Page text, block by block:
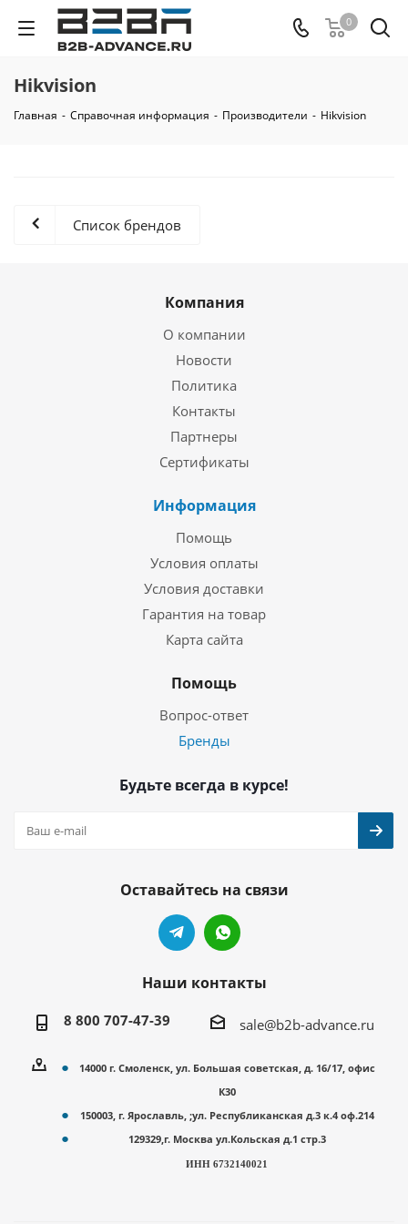
0
Hikvision
Главная - Справочная информация - Производители - Hikvision
Список брендов
Компания
О компании
Новости
Политика
Контакты
Партнеры
Сертификаты
Информация
Помощь
Условия оплаты
Условия доставки
Гарантия на товар
Карта сайта
Помощь
Вопрос-ответ
Бренды
Будьте всегда в курсе!
Оставайтесь на связи
Наши контакты
8 800 707-47-39 sale@b2b-advance.ru
14000 г. Смоленск, ул. Большая советская, д. 16/17, офис
К30
150003, г. Ярославль, ;ул. Республиканская д.3 к.4 оф.214
129329,г. Москва ул.Кольская д.1 стр.3
ИНН 6732140021